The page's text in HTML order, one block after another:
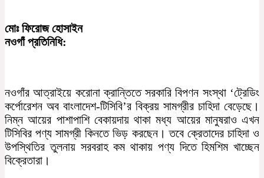
মোঃ ফিরোজ হোসাইন
নওগাঁ প্রতিনিধি:
নওগাঁর আত্রাইয়ে করোনা ক্রান্তিতে সরকারি বিপণন সংস্থা ‘ট্রেডিং
কর্পোরেশন অব বাংলাদেশ-টিসিবি’র বিক্রয় সামগ্রীর চাহিদা বেড়েছে।
নিম্ন আয়ের পাশাপাশি বেকায়দায় থাকা মধ্য আয়ের মানুষরাও এখন
টিসিবির পণ্য সামগ্রী কিনতে ভিড় করছেন। তবে ক্রেতাদের চাহিদা ও
উপস্থিতির তুলনায় সরবরাহ কম থাকায় পণ্য দিতে হিমশিম খাচ্ছেন
বিক্রেতারা।